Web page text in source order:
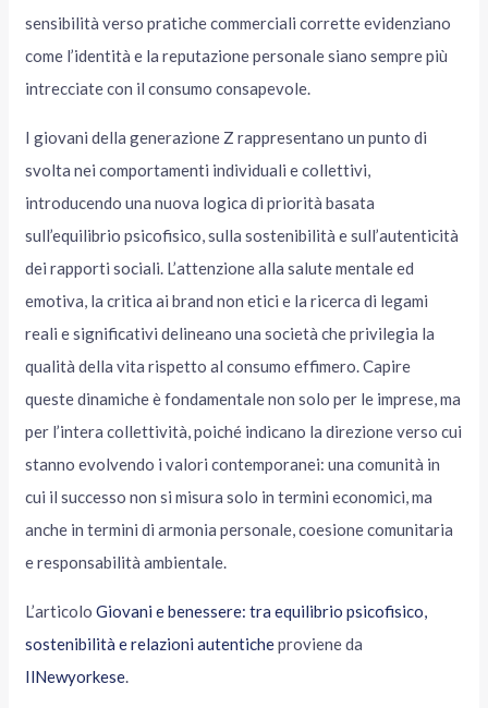
sensibilità verso pratiche commerciali corrette evidenziano
come l’identità e la reputazione personale siano sempre più
intrecciate con il consumo consapevole.
I giovani della generazione Z rappresentano un punto di
svolta nei comportamenti individuali e collettivi,
introducendo una nuova logica di priorità basata
sull’equilibrio psicofisico, sulla sostenibilità e sull’autenticità
dei rapporti sociali. L’attenzione alla salute mentale ed
emotiva, la critica ai brand non etici e la ricerca di legami
reali e significativi delineano una società che privilegia la
qualità della vita rispetto al consumo effimero. Capire
queste dinamiche è fondamentale non solo per le imprese, ma
per l’intera collettività, poiché indicano la direzione verso cui
stanno evolvendo i valori contemporanei: una comunità in
cui il successo non si misura solo in termini economici, ma
anche in termini di armonia personale, coesione comunitaria
e responsabilità ambientale.
L’articoloGiovani e benessere: tra equilibrio psicofisico,
sostenibilità e relazioni autenticheproviene da
IlNewyorkese.